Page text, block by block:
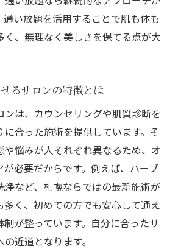
道となるピーリング体験の選び
身エステ通い放題活用法
ンで体験できる最新痩身法とは
叶えるセルライト徹底対策
感じられる痩身施術の流れ
すすめの痩身サロン選びのコツ
保つためのエステ活用ポイント
も叶う肌質改善ポイント
ルライト除去が両立する理由
続けやすい肌質改善テクニック
い放題を活用することで肌も体も
く、無理なく美しさを保てる点が大
るサロンの特徴とは
は、カウンセリングや肌質診断を
に合った施術を提供しています。そ
や悩みが人それぞれ異なるため、オ
必要だからです。例えば、ハーブ
浄など、札幌ならではの最新施術が
多く、初めての方でも安心して通え
制が整っています。自分に合ったサ
近道となります。